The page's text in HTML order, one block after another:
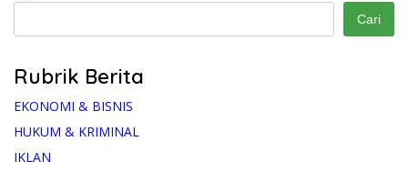
Cari
Rubrik Berita
EKONOMI & BISNIS
HUKUM & KRIMINAL
IKLAN